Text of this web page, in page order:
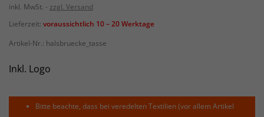
inkl. MwSt.
zzgl. Versand
Lieferzeit: voraussichtlich 10 – 20 Werktage
Artikel-Nr.: halsbruecke_tasse
Inkl. Logo
Bitte beachte, dass bei veredelten Textilien (vor allem Artikel